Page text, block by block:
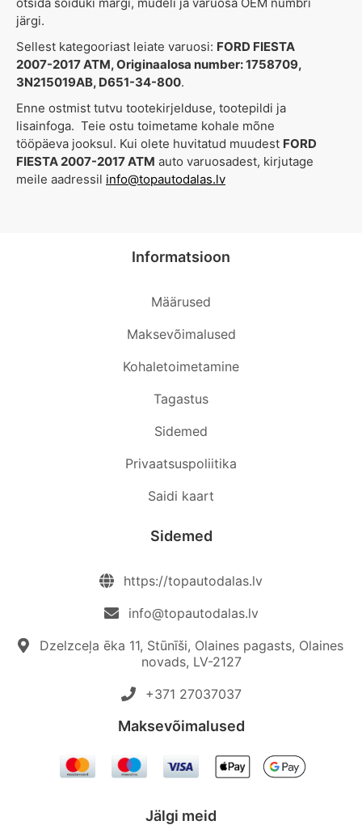
järgi.
Sellest kategooriast leiate varuosi: FORD FIESTA
2007-2017 ATM, Originaalosa number: 1758709,
3N215019AB, D651-34-800.
Enne ostmist tutvu tootekirjelduse, tootepildi ja
lisainfoga. Teie ostu toimetame kohale mõne
tööpäeva jooksul. Kui olete huvitatud muudest FORD
FIESTA 2007-2017 ATM auto varuosadest, kirjutage
meile aadressil info@topautodalas.lv
Informatsioon
Määrused
Maksevõimalused
Kohaletoimetamine
Tagastus
Sidemed
Privaatsuspoliitika
Saidi kaart
Sidemed
https://topautodalas.lv
info@topautodalas.lv
Dzelzceļa ēka 11, Stūnīši, Olaines pagasts, Olaines
novads, LV-2127
+371 27037037‬
Maksevõimalused
Jälgi meid